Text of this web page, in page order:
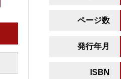
ページ数
発行年月
ISBN